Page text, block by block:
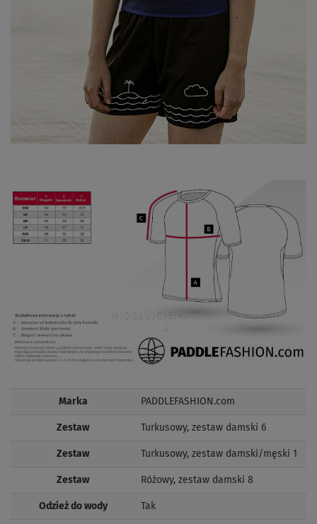
Marka PADDLEFASHION.com
Zestaw Turkusowy, zestaw damski 6
Zestaw Turkusowy, zestaw damski/męski 1
Zestaw Różowy, zestaw damski 8
Odzież do wody Tak